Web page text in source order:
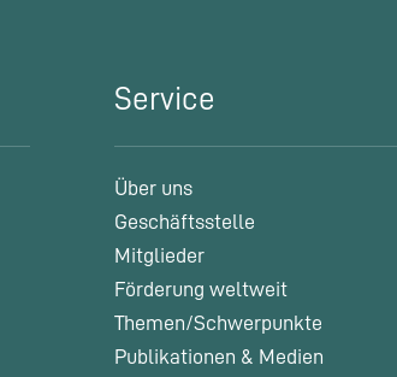
Service
Über uns
Geschäftsstelle
Mitglieder
Förderung weltweit
Themen/Schwerpunkte
Publikationen & Medien